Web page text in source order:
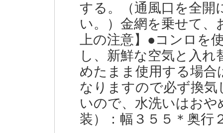
する。（通風口を全開
い。）金網を乗せて、
上の注意】●コンロを
し、新鮮な空気と入
めたまま使用する場合
なりますので必ず換
いので、水洗いはお
装）：幅３５５＊奥行